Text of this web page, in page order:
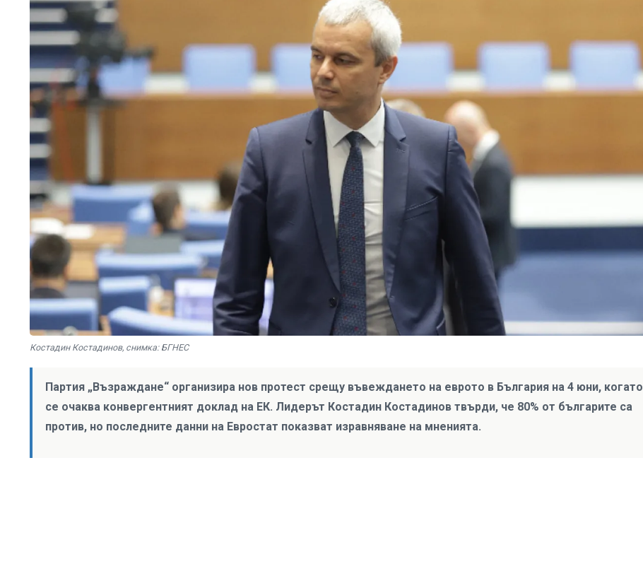
Костадин Костадинов, снимка: БГНЕС
Партия „Възраждане“ организира нов протест срещу въвеждането на еврото в България на 4 юни, когато
се очаква конвергентният доклад на ЕК. Лидерът Костадин Костадинов твърди, че 80% от българите са
против, но последните данни на Евростат показват изравняване на мненията.